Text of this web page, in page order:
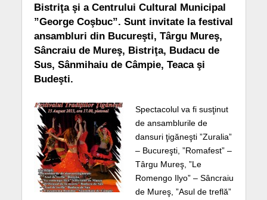
Bistriţa şi a Centrului Cultural Municipal
”George Coşbuc”. Sunt invitate la festival
ansambluri din Bucureşti, Târgu Mureş,
Sâncraiu de Mureş, Bistriţa, Budacu de
Sus, Sânmihaiu de Câmpie, Teaca şi
Budeşti.
Spectacolul va fi susţinut
de ansamblurile de
dansuri ţigăneşti ”Zuralia”
– Bucureşti, ”Romafest” –
Târgu Mureş, ”Le
Romengo Ilyo” – Sâncraiu
de Mureş, ”Asul de treflă”